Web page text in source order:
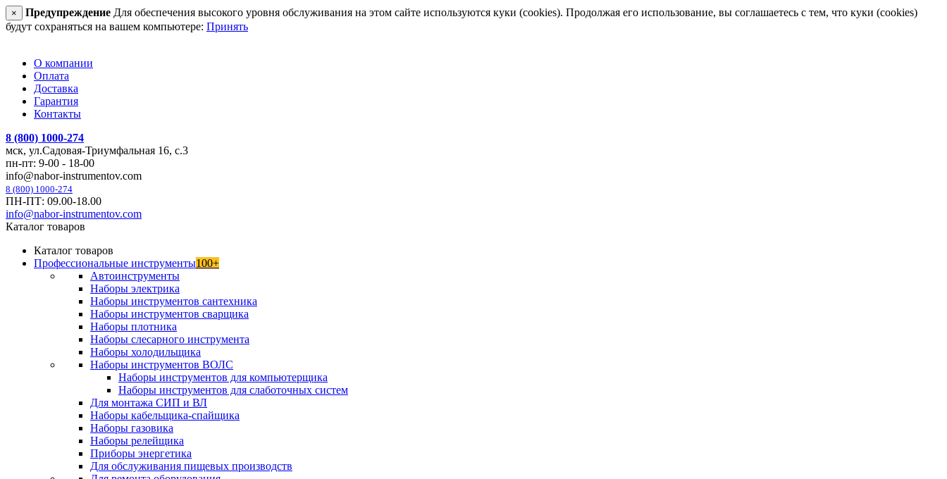
× Предупреждение Для обеспечения высокого уровня обслуживания на этом сайте используются куки (cookies). Продолжая его использование, вы соглашаетесь с тем, что куки (cookies)
будут сохраняться на вашем компьютере: Принять
О компании
Оплата
Доставка
Гарантия
Контакты
8 (800) 1000-274
мск, ул.Садовая-Триумфальная 16, с.3
пн-пт: 9-00 - 18-00
info@nabor-instrumentov.com
8 (800) 1000-274
ПН-ПТ: 09.00-18.00
info@nabor-instrumentov.com
Каталог товаров
Каталог товаров
Профессиональные инструменты100+
Автоинструменты
Наборы электрика
Наборы инструментов сантехника
Наборы инструментов сварщика
Наборы плотника
Наборы слесарного инструмента
Наборы холодильщика
Наборы инструментов ВОЛС
Наборы инструментов для компьютерщика
Наборы инструментов для слаботочных систем
Для монтажа СИП и ВЛ
Наборы кабельщика-спайщика
Наборы газовика
Наборы релейщика
Приборы энергетика
Для обслуживания пищевых производств